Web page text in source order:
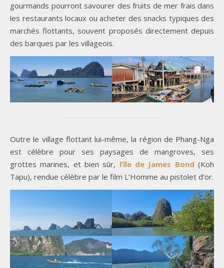
gourmands pourront savourer des fruits de mer frais dans
les restaurants locaux ou acheter des snacks typiques des
marchés flottants, souvent proposés directement depuis
des barques par les villageois.
Outre le village flottant lui-même, la région de Phang-Nga
est célèbre pour ses paysages de mangroves, ses
grottes marines, et bien sûr, l’île de James Bond (Koh
Tapu), rendue célèbre par le film L’Homme au pistolet d’or.